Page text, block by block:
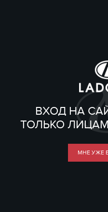
ВХОД НА
ТОЛЬКО
МНЕ УЖЕ